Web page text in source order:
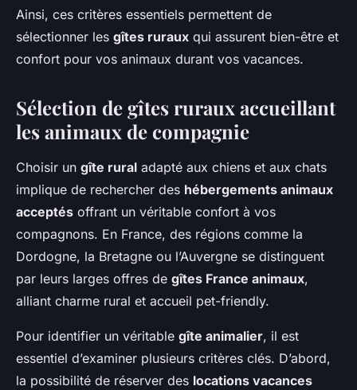
Ainsi, ces critères essentiels permettent de
sélectionner les gîtes ruraux qui assurent bien-être et
confort pour vos animaux durant vos vacances.
Sélection de gîtes ruraux accueillant
les animaux de compagnie
Choisir un gîte rural adapté aux chiens et aux chats
implique de rechercher des hébergements animaux
acceptés offrant un véritable confort à vos
compagnons. En France, des régions comme la
Dordogne, la Bretagne ou l’Auvergne se distinguent
par leurs larges offres de gîtes France animaux,
alliant charme rural et accueil pet-friendly.
Pour identifier un véritable gîte animalier, il est
essentiel d’examiner plusieurs critères clés. D’abord,
la possibilité de réserver des locations vacances